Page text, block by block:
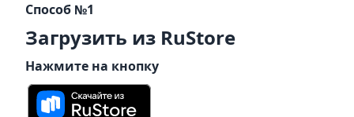
Способ №1
Загрузить из RuStore
Нажмите на кнопку